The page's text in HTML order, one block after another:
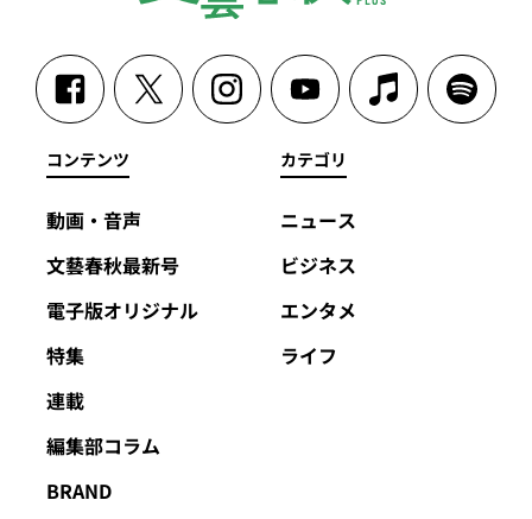
コンテンツ
動画・音声
文藝春秋最新号
電子版オリジナル
特集
連載
編集部コラム
BRAND
カテゴリ
ニュース
ビジネス
エンタメ
ライフ